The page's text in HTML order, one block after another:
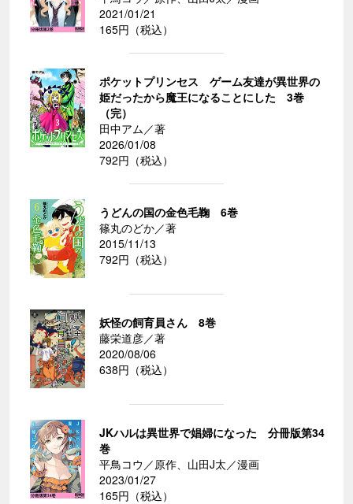
2021/01/21
165円（税込）
ポケットプリンセス ゲーム友達が異世界の
姫だったから魔王になることにした 3巻
（完）
田中アム／著
2026/01/08
792円（税込）
うどんの国の金色毛鞠 6巻
篠丸のどか／著
2015/11/13
792円（税込）
妖怪の飼育員さん 8巻
藤栄道彦／著
2020/08/06
638円（税込）
JKハルは異世界で娼婦になった 分冊版第34
巻
平鳥コウ／原作、山田J太／漫画
2023/01/27
165円（税込）